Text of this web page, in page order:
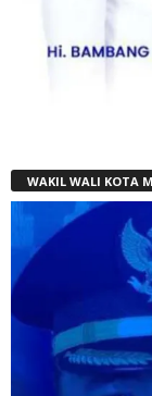
WAKIL WALI KOTA